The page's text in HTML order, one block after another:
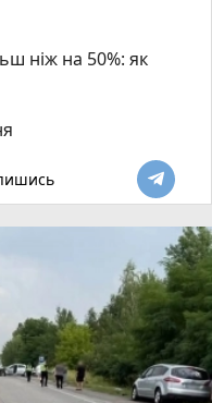
ніж на 50%: як